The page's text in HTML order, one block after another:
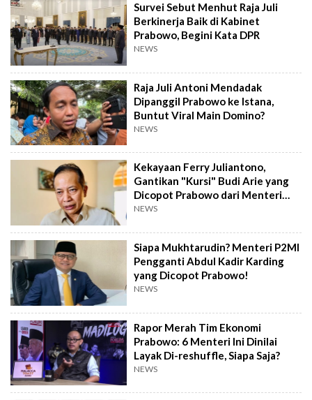
Survei Sebut Menhut Raja Juli
Berkinerja Baik di Kabinet
Prabowo, Begini Kata DPR
NEWS
Raja Juli Antoni Mendadak
Dipanggil Prabowo ke Istana,
Buntut Viral Main Domino?
NEWS
Kekayaan Ferry Juliantono,
Gantikan "Kursi" Budi Arie yang
Dicopot Prabowo dari Menteri
Koperasi!
NEWS
Siapa Mukhtarudin? Menteri P2MI
Pengganti Abdul Kadir Karding
yang Dicopot Prabowo!
NEWS
Rapor Merah Tim Ekonomi
Prabowo: 6 Menteri Ini Dinilai
Layak Di-reshuffle, Siapa Saja?
NEWS